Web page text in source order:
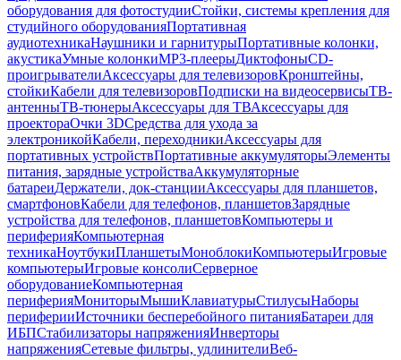
оборудования для фотостудииСтойки, системы крепления для
студийного оборудованияПортативная
аудиотехникаНаушники и гарнитурыПортативные колонки,
акустикаУмные колонкиMP3-плеерыДиктофоныCD-
проигрывателиАксессуары для телевизоровКронштейны,
стойкиКабели для телевизоровПодписки на видеосервисыТВ-
антенныТВ-тюнерыАксессуары для ТВАксессуары для
проектораОчки 3DСредства для ухода за
электроникойКабели, переходникиАксессуары для
портативных устройствПортативные аккумуляторыЭлементы
питания, зарядные устройстваАккумуляторные
батареиДержатели, док-станцииАксессуары для планшетов,
смартфоновКабели для телефонов, планшетовЗарядные
устройства для телефонов, планшетовКомпьютеры и
периферияКомпьютерная
техникаНоутбукиПланшетыМоноблокиКомпьютерыИгровые
компьютерыИгровые консолиСерверное
оборудованиеКомпьютерная
периферияМониторыМышиКлавиатурыСтилусыНаборы
периферииИсточники бесперебойного питанияБатареи для
ИБПСтабилизаторы напряженияИнверторы
напряженияСетевые фильтры, удлинителиВеб-